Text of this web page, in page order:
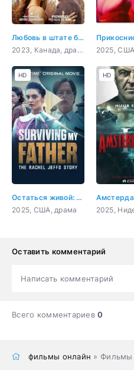
Любовь в штате бескрайнего неба: свадебный путь
2023, Канада, драма, мелодрама
Остаться живой: История Рэйчел Джеффс
2025, США, драма
HD HD
Оставить комментарий
Написать комментарий
Всего комментариев0
фильмы онлайн » Фильмы